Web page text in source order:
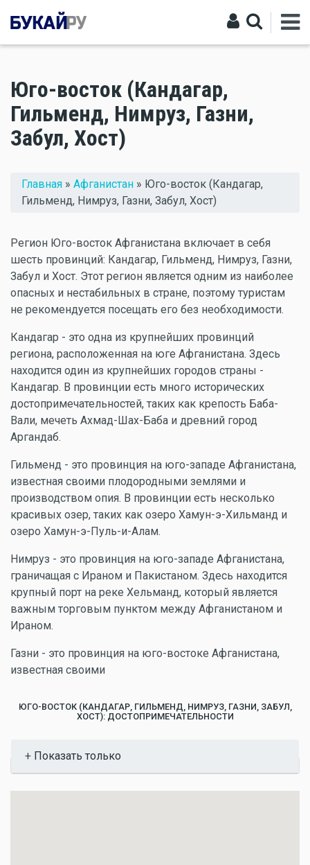
Юго-восток (Кандагар,
Гильменд, Нимруз, Газни,
Забул, Хост)
Вы здесь
Главная » Афганистан » Юго-восток (Кандагар,
Гильменд, Нимруз, Газни, Забул, Хост)
Регион Юго-восток Афганистана включает в себя
шесть провинций: Кандагар, Гильменд, Нимруз, Газни,
Забул и Хост. Этот регион является одним из наиболее
опасных и нестабильных в стране, поэтому туристам
не рекомендуется посещать его без необходимости.
Кандагар - это одна из крупнейших провинций
региона, расположенная на юге Афганистана. Здесь
находится один из крупнейших городов страны -
Кандагар. В провинции есть много исторических
достопримечательностей, таких как крепость Баба-
Вали, мечеть Ахмад-Шах-Баба и древний город
Аргандаб.
Гильменд - это провинция на юго-западе Афганистана,
известная своими плодородными землями и
производством опия. В провинции есть несколько
красивых озер, таких как озеро Хамун-э-Хильманд и
озеро Хамун-э-Пуль-и-Алам.
Нимруз - это провинция на юго-западе Афганистана,
граничащая с Ираном и Пакистаном. Здесь находится
крупный порт на реке Хельманд, который является
важным торговым пунктом между Афганистаном и
Ираном.
Газни - это провинция на юго-востоке Афганистана,
известная своими
ЮГО-ВОСТОК (КАНДАГАР, ГИЛЬМЕНД, НИМРУЗ, ГАЗНИ, ЗАБУЛ,
ХОСТ): ДОСТОПРИМЕЧАТЕЛЬНОСТИ
Показать
Показать только